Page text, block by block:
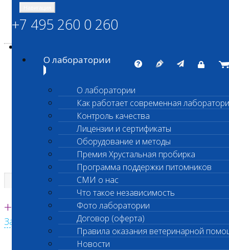
ШАНС БИО
Независимая ветеринарная лаборатория
Единая круглосуточная справочная
+7 495 260 0 260
Заказать звонок с сайта
+7 495 260 0 260
О лаборатории
О лаборатории
Как работает современная
Контроль качества
Лицензии и сертификаты
Оборудование и методы
Премия Хрустальная пробирка
Программа поддержки питомников
СМИ о нас
Что такое независимость
Фото лаборатории
Договор (оферта)
Правила оказания ветеринарной
Новости
Главная страница